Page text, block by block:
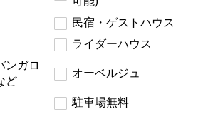
民宿・ゲストハウス
ライダーハウス
ンガロ
ど
オーベルジュ
駐車場無料